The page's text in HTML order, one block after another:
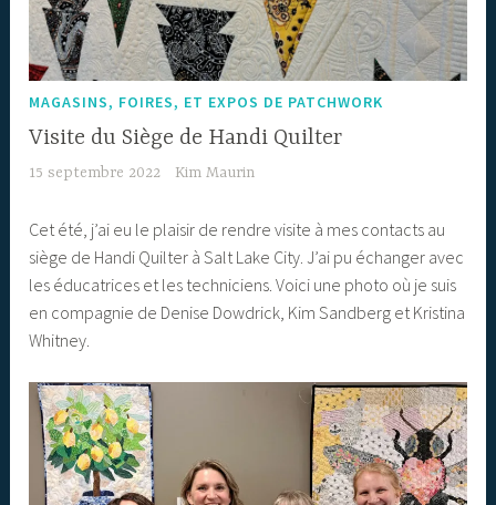
MAGASINS, FOIRES, ET EXPOS DE PATCHWORK
Visite du Siège de Handi Quilter
15 septembre 2022 Kim Maurin
Cet été, j’ai eu le plaisir de rendre visite à mes contacts au
siège de Handi Quilter à Salt Lake City. J’ai pu échanger avec
les éducatrices et les techniciens. Voici une photo où je suis
en compagnie de Denise Dowdrick, Kim Sandberg et Kristina
Whitney.